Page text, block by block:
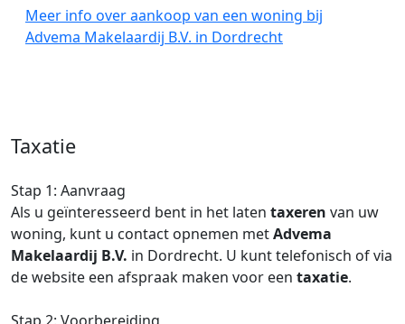
Meer info over aankoop van een woning bij
Advema Makelaardij B.V. in Dordrecht
Taxatie
Stap 1: Aanvraag
Als u geïnteresseerd bent in het laten taxeren van uw
woning, kunt u contact opnemen metAdvema
Makelaardij B.V. in Dordrecht. U kunt telefonisch of via
de website een afspraak maken voor een taxatie.